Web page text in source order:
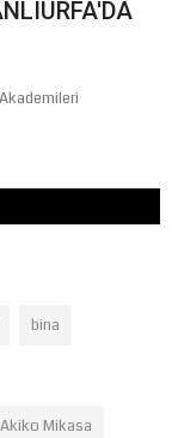
bina
Akiko Mikasa